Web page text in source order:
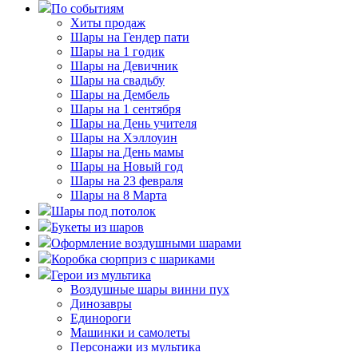
По событиям
Хиты продаж
Шары на Гендер пати
Шары на 1 годик
Шары на Девичник
Шары на свадьбу
Шары на Дембель
Шары на 1 сентября
Шары на День учителя
Шары на Хэллоуин
Шары на День мамы
Шары на Новый год
Шары на 23 февраля
Шары на 8 Марта
Шары под потолок
Букеты из шаров
Оформление воздушными шарами
Коробка сюрприз с шариками
Герои из мультика
Воздушные шары винни пух
Динозавры
Единороги
Машинки и самолеты
Персонажи из мультика